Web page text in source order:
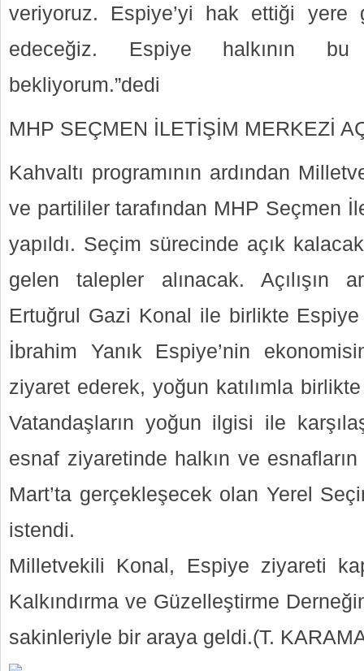
veriyoruz. Espiye’yi hak ettiği yere
edeceğiz. Espiye halkının bu
bekliyorum.”dedi
MHP SEÇMEN İLETİŞİM MERKEZİ
Kahvaltı programının ardından
ve partililer tarafından MHP Seçmen
yapıldı. Seçim sürecinde açık
gelen talepler alınacak. Açılışın
Ertuğrul Gazi Konal ile birlikte
İbrahim Yanık Espiye’nin
ziyaret ederek, yoğun katılımla
Vatandaşların yoğun ilgisi ile
esnaf ziyaretinde halkın ve
Mart’ta gerçekleşecek olan Yerel
istendi.
Milletvekili Konal, Espiye ziyareti
Kalkındırma ve Güzelleştirme
sakinleriyle bir araya geldi.(T.